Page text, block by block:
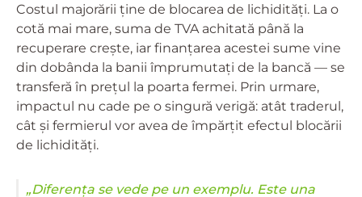
Costul majorării ține de blocarea de lichidități. La o
cotă mai mare, suma de TVA achitată până la
recuperare crește, iar finanțarea acestei sume vine
din dobânda la banii împrumutați de la bancă — se
transferă în prețul la poarta fermei. Prin urmare,
impactul nu cade pe o singură verigă: atât traderul,
cât și fermierul vor avea de împărțit efectul blocării
de lichidități.
„Diferența se vede pe un exemplu. Este una